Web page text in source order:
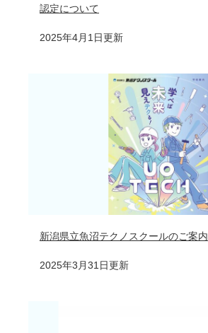
認定について
2025年4月1日更新
新潟県立魚沼テクノスクールのご案内
2025年3月31日更新